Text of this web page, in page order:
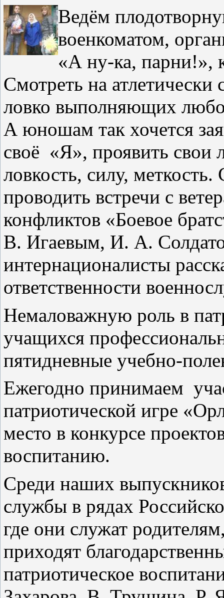
Ведём
военкоматом,
«А ну-ка, парни!»,
Смотреть на
ловко выполняющих
А юношам так хочется
своё «Я», проявить свои
ловкость, силу,
проводить встречи с
конфликтов «Боевое
В. Игаевым, И. А.
интернационалисты
ответственности
Немаловажную роль в
учащихся
пятидневные учебно-
Ежегодно принимаем
патриотической игре
место в конкурсе
воспитанию.
Среди наших
службы в рядах
где они служат
приходят
патриотическое